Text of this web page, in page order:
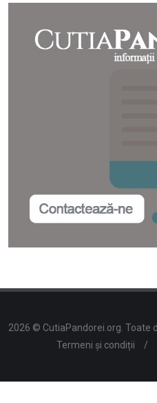
2026 © CutiaPandorei.org. Toate
Termeni și condiții
/